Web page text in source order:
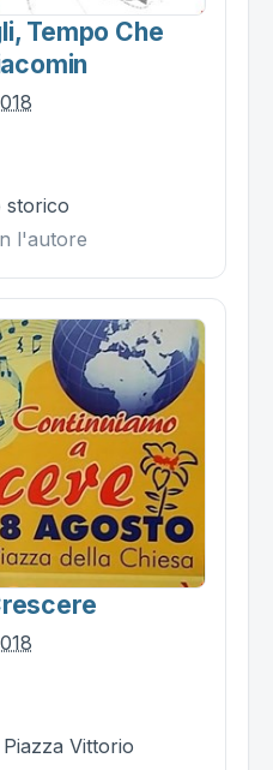
Tempo Che
storico
l'autore
Vittorio